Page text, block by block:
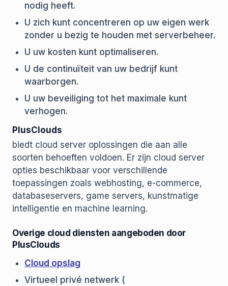
nodig heeft.
U zich kunt concentreren op uw eigen werk
zonder u bezig te houden met serverbeheer.
U uw kosten kunt optimaliseren.
U de continuïteit van uw bedrijf kunt
waarborgen.
U uw beveiliging tot het maximale kunt
verhogen.
PlusClouds
biedt cloud server oplossingen die aan alle
soorten behoeften voldoen. Er zijn cloud server
opties beschikbaar voor verschillende
toepassingen zoals webhosting, e-commerce,
databaseservers, game servers, kunstmatige
intelligentie en machine learning.
Overige cloud diensten aangeboden door
PlusClouds
Cloud opslag
Virtueel privé netwerk (